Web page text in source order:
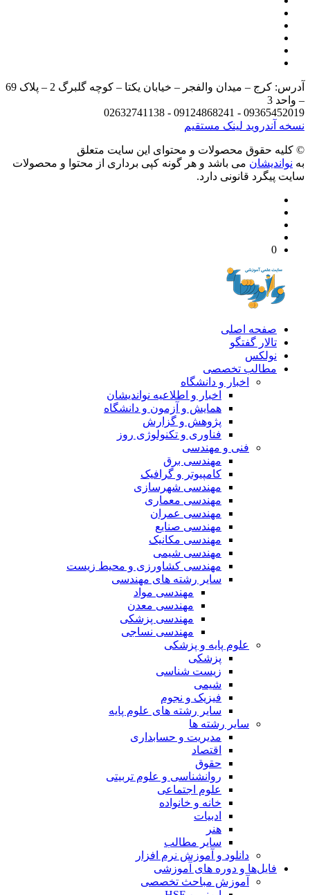
آدرس: کرج – میدان والفجر – خیابان یکتا – کوچه گلبرگ 2 – پلاک 69
3
09365452019 - 09124868241 -
آندرویدلینک مستقیم
حقوق محصولات و محتوای اين سایت متعلق
می باشد و هر گونه کپی برداری از محتوا و محصولات
پیگرد قانونی دارد.
صفحه اصلی
تالار گفتگو
نولکس
مطالب تخصصی
اخبار و دانشگاه
اخبار و اطلاعیه نواندیشان
همایش و آزمون و دانشگاه
پژوهش و گزارش
فناوری و تکنولوژی روز
فنی و مهندسی
مهندسی برق
کامپیوتر و گرافیک
مهندسی شهرسازی
مهندسی معماری
مهندسی عمران
مهندسی صنایع
مهندسی مکانیک
مهندسی شیمی
مهندسی کشاورزی و محیط زیست
سایر رشته های مهندسی
مهندسی مواد
مهندسی معدن
مهندسی پزشکی
مهندسی نساجی
علوم پایه و پزشکی
پزشکی
زیست شناسی
شیمی
فیزیک و نجوم
سایر رشته های علوم پایه
سایر رشته ها
مدیریت و حسابداری
اقتصاد
حقوق
روانشناسی و علوم تربیتی
علوم اجتماعی
خانه و خانواده
ادبیات
هنر
سایر مطالب
دانلود و آموزش نرم افزار
فایل‌ها و دوره های آموزشی
آموزش مباحث تخصصی